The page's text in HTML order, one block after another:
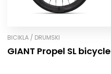
BICIKLA / DRUMSKI
GIANT Propel SL bicycle